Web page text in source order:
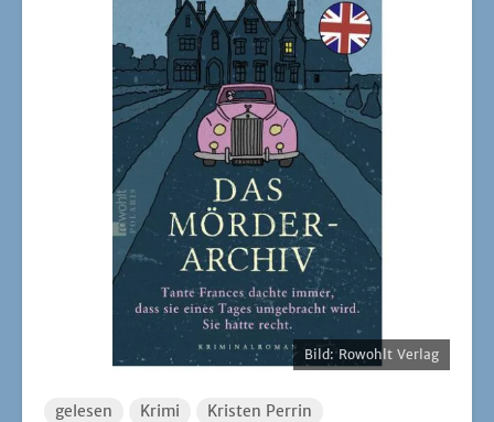
Bild: Rowohlt Verlag
gelesen Krimi Kristen Perrin